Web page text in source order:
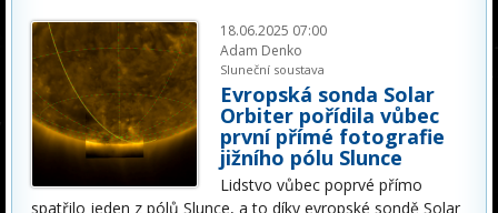
18.06.2025 07:00
Adam Denko
Sluneční soustava
Evropská sonda Solar
Orbiter pořídila vůbec
první přímé fotografie
jižního pólu Slunce
Lidstvo vůbec poprvé přímo
spatřilo jeden z pólů Slunce, a to díky evropské sondě Solar